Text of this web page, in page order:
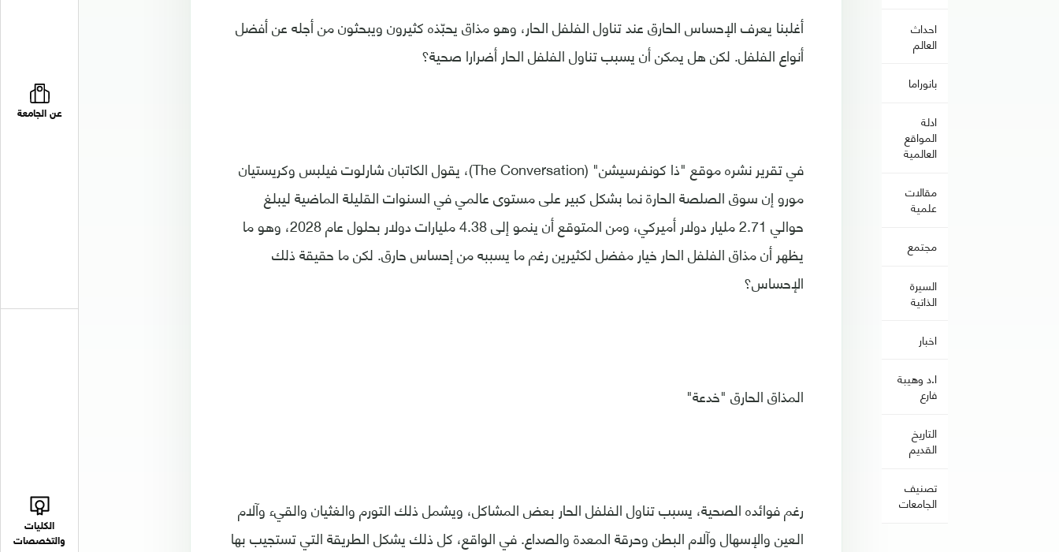
عن الجامعة
الكليات
والتخصصات
احداث
العالم
بانوراما
ادلة
المواقع
العالمية
مقالات
علمية
مجتمع
السيرة
الذاتية
اخبار
ا.د وهيبة
فارع
التاريخ
القديم
تصنيف
الجامعات
أغلبنا يعرف الإحساس الحارق عند تناول الفلفل الحار، وهو مذاق يحبّذه كثيرون ويبحثون من أجله عن أفضل
أنواع الفلفل. لكن هل يمكن أن يسبب تناول الفلفل الحار أضرارا صحية؟
في تقرير نشره موقع "ذا كونفرسيشن" (The Conversation)، يقول الكاتبان شارلوت فيلبس وكريستيان
مورو إن سوق الصلصة الحارة نما بشكل كبير على مستوى عالمي في السنوات القليلة الماضية ليبلغ
حوالي 2.71 مليار دولار أميركي، ومن المتوقع أن ينمو إلى 4.38 مليارات دولار بحلول عام 2028، وهو ما
يظهر أن مذاق الفلفل الحار خيار مفضل لكثيرين رغم ما يسببه من إحساس حارق. لكن ما حقيقة ذلك
الإحساس؟
المذاق الحارق "خدعة"
رغم فوائده الصحية، يسبب تناول الفلفل الحار بعض المشاكل، ويشمل ذلك التورم والغثيان والقيء وآلام
العين والإسهال وآلام البطن وحرقة المعدة والصداع. في الواقع، كل ذلك يشكل الطريقة التي تستجيب بها